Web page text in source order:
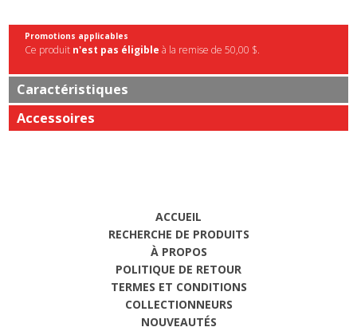
Promotions applicables
Ce produit n'est pas éligible à la remise de 50,00 $.
Caractéristiques
Accessoires
ACCUEIL
RECHERCHE DE PRODUITS
À PROPOS
POLITIQUE DE RETOUR
TERMES ET CONDITIONS
COLLECTIONNEURS
NOUVEAUTÉS